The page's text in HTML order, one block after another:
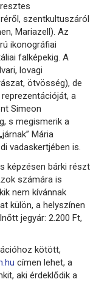
szentkultuszáról
Mariazell). Az
ikonográfiai
falképekig. A
lovagi
ötvösség), de
a
Simeon
s megismerik a
Mária
vadaskertjében is.
képzésen bárki részt
számára is
nem kívánnak
külön, a helyszínen
jegyár: 2.200 Ft,
kötött,
címen lehet, a
aki érdeklődik a